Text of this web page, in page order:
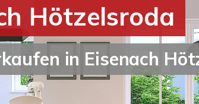
Hötzelsroda
in Eisenach